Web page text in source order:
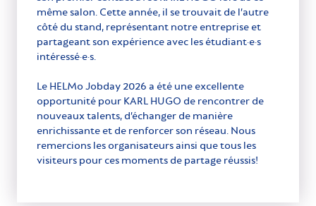
même salon. Cette année, il se trouvait de l’autre
côté du stand, représentant notre entreprise et
partageant son expérience avec les étudiant·e·s
intéressé·e·s.
Le HELMo Jobday 2026 a été une excellente
opportunité pour KARL HUGO de rencontrer de
nouveaux talents, d’échanger de manière
enrichissante et de renforcer son réseau. Nous
remercions les organisateurs ainsi que tous les
visiteurs pour ces moments de partage réussis!